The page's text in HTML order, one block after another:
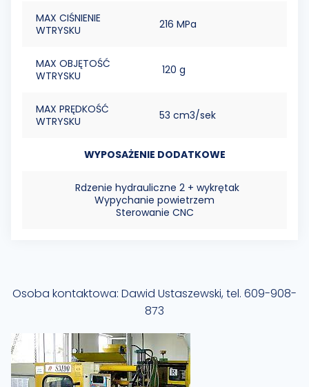
MAX CIŚNIENIE
WTRYSKU
216 MPa
MAX OBJĘTOŚĆ
WTRYSKU
120 g
MAX PRĘDKOŚĆ
WTRYSKU
53 cm3/sek
WYPOSAŻENIE DODATKOWE
Rdzenie hydrauliczne 2 + wykrętak
Wypychanie powietrzem
Sterowanie CNC
Osoba kontaktowa: Dawid Ustaszewski, tel. 609-908-
873